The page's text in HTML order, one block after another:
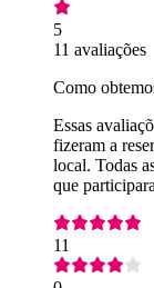
5
11 avaliações
Como
Essas
fizeram a
local. Todas
que
11